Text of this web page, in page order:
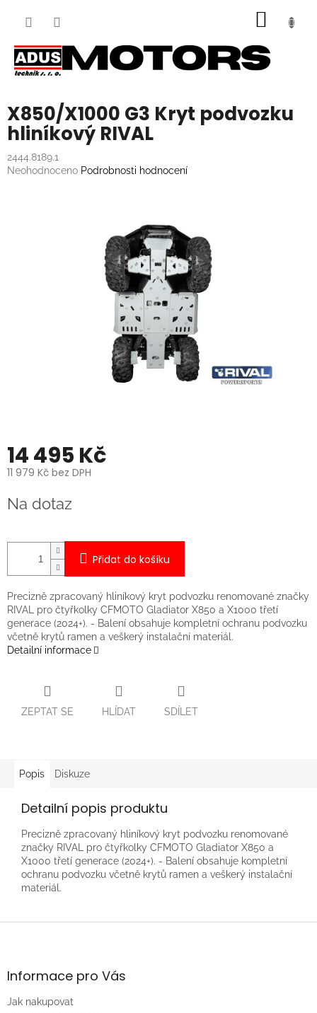
X850/X1000 G3 Kryt podvozku
hliníkový RIVAL
2444.8189.1
Průměrné
Neohodnoceno Podrobnosti hodnocení
14 495 Kč
11 979 Kč bez DPH
cena:
Na dotaz
Přidat do košíku
Precizně zpracovaný hliníkový kryt podvozku renomované značky
RIVAL pro čtyřkolky CFMOTO Gladiator X850 a X1000 třetí
generace (2024+). - Balení obsahuje kompletní ochranu podvozku
včetně krytů ramen a veškerý instalační materiál.
Detailní informace
ZEPTAT SE HLÍDAT SDÍLET
Popis Diskuze
Detailní popis produktu
Precizně zpracovaný hliníkový kryt podvozku renomované
značky RIVAL pro čtyřkolky CFMOTO Gladiator X850 a
X1000 třetí generace (2024+). - Balení obsahuje kompletní
ochranu podvozku včetně krytů ramen a veškerý instalační
materiál.
Z
aInformace pro Vás
Jak nakupovat